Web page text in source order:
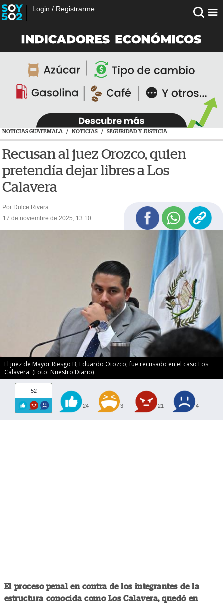
Login / Registrarme
NOTICIAS GUATEMALA / NOTICIAS / SEGURIDAD Y JUSTICIA
Recusan al juez Orozco, quien
pretendía dejar libres a Los
Calavera
Por Dulce Rivera
17 de noviembre de 2025, 13:10
El juez de Mayor Riesgo B, Eduardo Orozco, fue recusado en el caso Los
Calavera. (Foto: Nuestro Diario)
52
24 3 21 4
El proceso penal en contra de los integrantes de la
estructura conocida como Los Calavera, quedó en